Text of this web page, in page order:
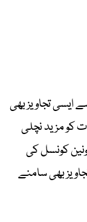
ایسی تجاویز بھی
کو مزید نچلی
کونسل کی
بھی سامنے